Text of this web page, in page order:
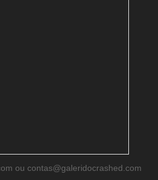
ou contas@galeridocrashed.com